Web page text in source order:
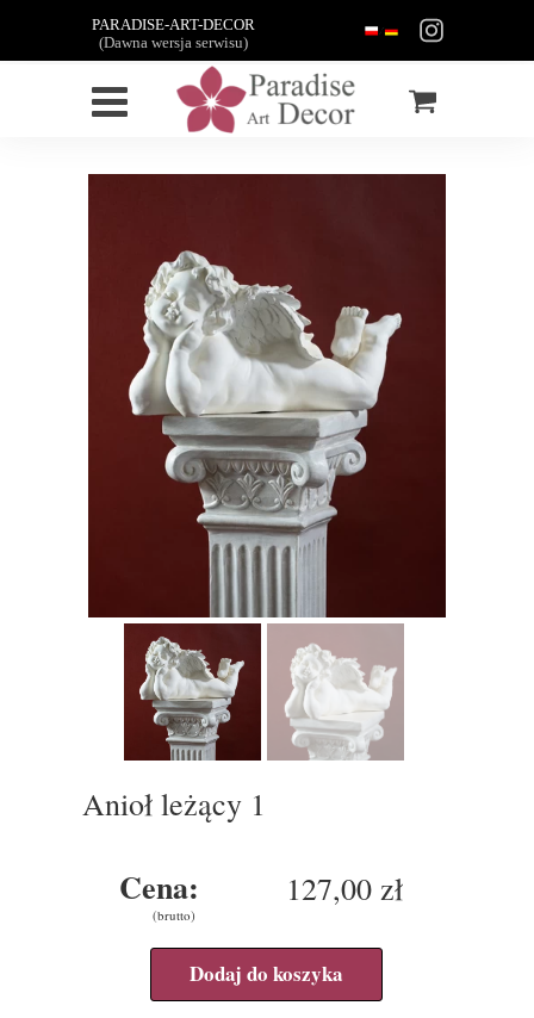
PARADISE-ART-DECOR
(Dawna wersja serwisu)
127,00 zł
Cena:
(brutto)
Dodaj do koszyka
Anioł leżący 1